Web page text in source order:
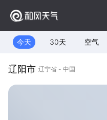
今天 30天 空气
辽阳市 辽宁省 - 中国